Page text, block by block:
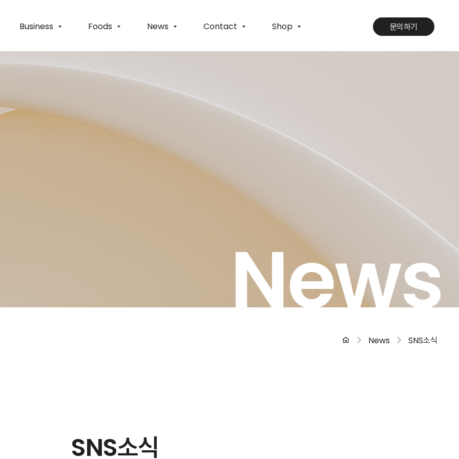
Business Foods News Contact Shop
문의하기
문의하기
News
News SNS소식
SNS소식